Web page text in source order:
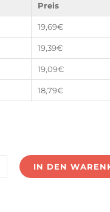
Preis
19,69€
19,39€
19,09€
18,79€
IN DEN